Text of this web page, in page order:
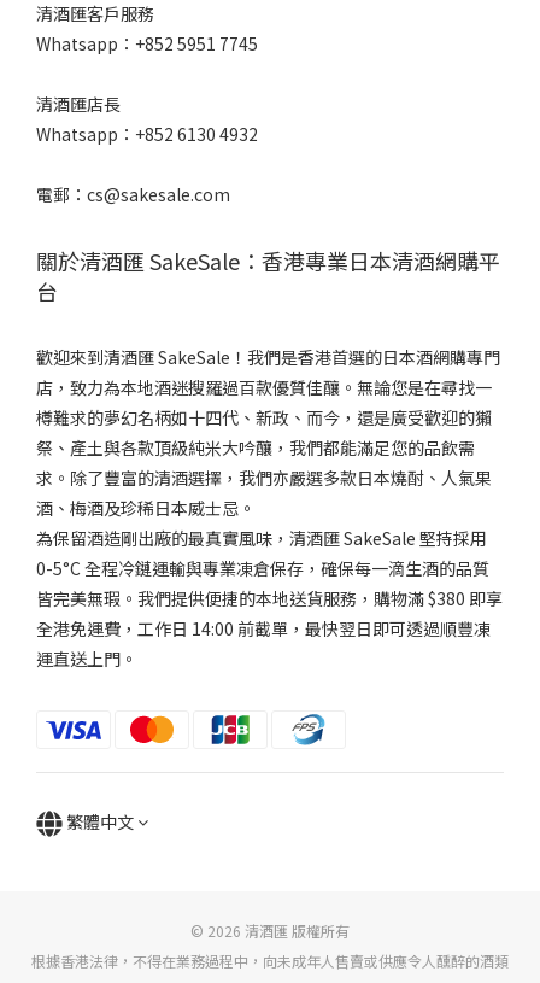
清酒匯客戶服務
Whatsapp：+852 5951 7745
清酒匯店長
Whatsapp：+852 6130 4932
電郵：cs@sakesale.com
關於清酒匯 SakeSale：香港專業日本清酒網購平
台
歡迎來到清酒匯 SakeSale！我們是香港首選的日本酒網購專門
店，致力為本地酒迷搜羅過百款優質佳釀。無論您是在尋找一
樽難求的夢幻名柄如十四代、新政、而今，還是廣受歡迎的獺
祭、產土與各款頂級純米大吟釀，我們都能滿足您的品飲需
求。除了豐富的清酒選擇，我們亦嚴選多款日本燒酎、人氣果
酒、梅酒及珍稀日本威士忌。
為保留酒造剛出廠的最真實風味，清酒匯 SakeSale 堅持採用
0-5°C 全程冷鏈運輸與專業凍倉保存，確保每一滴生酒的品質
皆完美無瑕。我們提供便捷的本地送貨服務，購物滿 $380 即享
全港免運費，工作日 14:00 前截單，最快翌日即可透過順豐凍
運直送上門。
繁體中文
© 2026 清酒匯 版權所有
根據香港法律，不得在業務過程中，向未成年人售賣或供應令人醺醉的酒類